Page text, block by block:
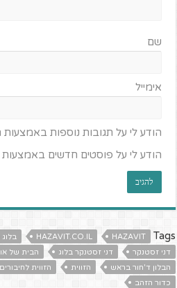
שם
אימייל
הודע לי על תגובות נוספות באמצעות
הודע לי על פוסטים חדשים באמצעות
Tags
HAZAVIT
HAZAVIT.CO.IL
דני זסטנקר
דני זסטנקר בלוג
הבית של
הבלון ד'חור בראש
הזווית הזווית לחיבורים
כדור הזהב